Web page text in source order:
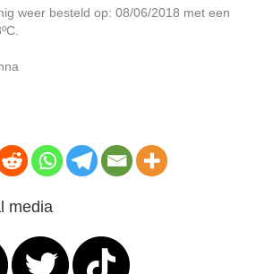
weer besteld op: 08/06/2018 met een
media